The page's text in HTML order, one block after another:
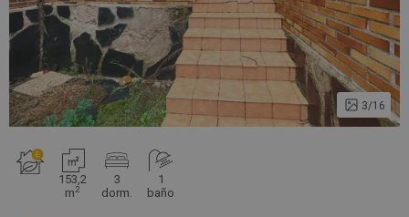
3/16
153,2
m2
3
dorm.
1
baño